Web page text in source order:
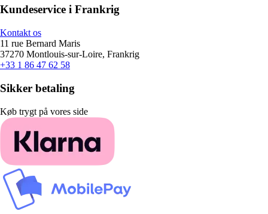
Kundeservice i Frankrig
Kontakt os
11 rue Bernard Maris
37270 Montlouis-sur-Loire, Frankrig
+33 1 86 47 62 58
Sikker betaling
Køb trygt på vores side